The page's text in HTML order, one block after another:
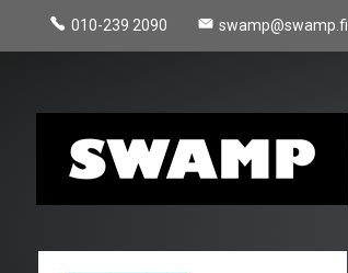
010-239 2090 swamp@swamp.fi